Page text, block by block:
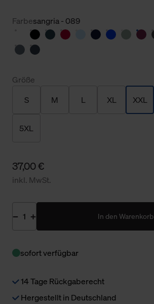
Farbesangria - 089
Größe
S M L XL XXL
5XL
37,00 €
inkl. MwSt.
In den Warenkorb
sofort verfügbar
14 Tage Rückgaberecht
Hergestellt in Deutschland